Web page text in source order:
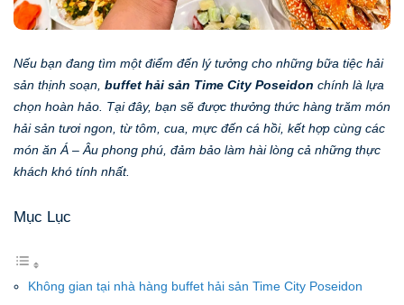
Nếu bạn đang tìm một điểm đến lý tưởng cho những bữa tiệc hải
sản thịnh soạn, buffet hải sản Time City Poseidon chính là lựa
chọn hoàn hảo. Tại đây, bạn sẽ được thưởng thức hàng trăm món
hải sản tươi ngon, từ tôm, cua, mực đến cá hồi, kết hợp cùng các
món ăn Á – Âu phong phú, đảm bảo làm hài lòng cả những thực
khách khó tính nhất.
Mục Lục
Không gian tại nhà hàng buffet hải sản Time City Poseidon